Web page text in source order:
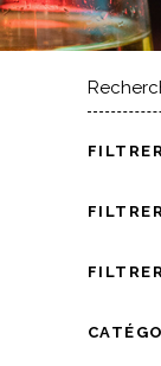
pour